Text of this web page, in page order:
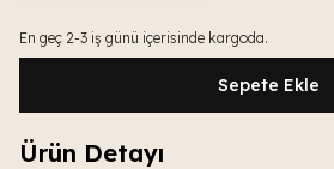
En geç 2-3 iş günü içerisinde kargoda.
Sepete Ekle
Ürün Detayı